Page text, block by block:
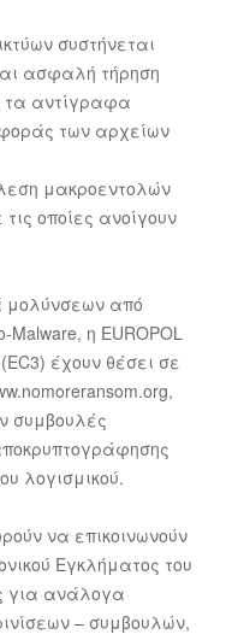
συστήνεται
ασφαλή τήρηση
τα αντίγραφα
των αρχείων
μακροεντολών
οποίες ανοίγουν
μολύνσεων από
Malware, η EUROPOL
έχουν θέσει σε
συμβουλές
λογισμικού.
να επικοινωνούν
Εγκλήματος του
για ανάλογα
– συμβουλών,